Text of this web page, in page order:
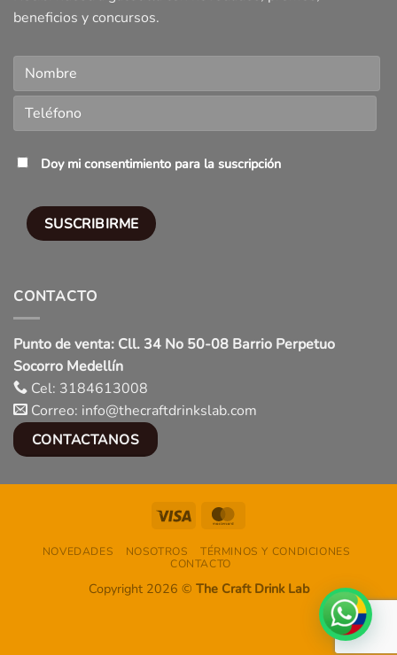
beneficios y concursos.
Doy mi consentimiento para la suscripción
CONTACTO
Punto de venta: Cll. 34 No 50-08 Barrio Perpetuo
Socorro Medellín
Cel: 3184613008
Correo: info@thecraftdrinkslab.com
CONTACTANOS
Visa
NOVEDADES NOSOTROS
TÉRMINOS Y CONDICIONES
CONTACTO
Copyright 2026 © The Craft Drink Lab